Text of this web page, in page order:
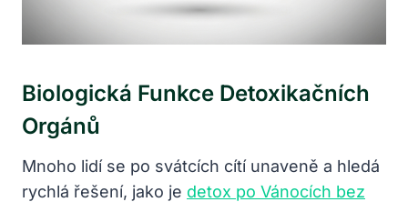
Biologická Funkce Detoxikačních
Orgánů
Mnoho lidí se po svátcích cítí unaveně a hledá
rychlá řešení, jako je detox po Vánocích bez